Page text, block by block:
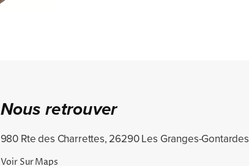
Nous retrouver
980 Rte des Charrettes, 26290 Les Granges-Gontardes
Voir Sur Maps